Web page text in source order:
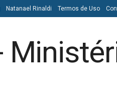
Natanael Rinaldi Termos de Uso